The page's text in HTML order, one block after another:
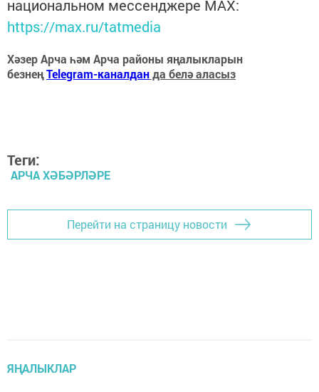
национальном мессенджере MАХ:
https://max.ru/tatmedia
Хәзер Арча һәм Арча районы яңалыкларын
безнеңTelegram-каналданда белә аласыз
Теги:
АРЧА ХӘБӘРЛӘРЕ
Перейти на страницу новости
ЯҢАЛЫКЛАР